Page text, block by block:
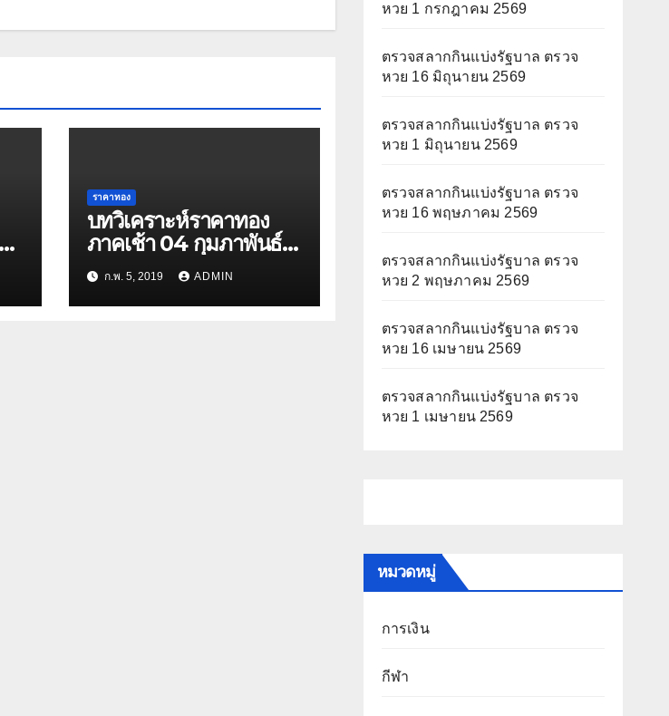
ราคาทอง
บทวิเคราะห์ราคาทอง
ภาคเช้า 04 กุมภาพันธ์
2562
ก.พ. 5, 2019 ADMIN
หวย 1 กรกฎาคม 2569
ตรวจสลากกินแบ่งรัฐบาล ตรวจ
หวย 16 มิถุนายน 2569
ตรวจสลากกินแบ่งรัฐบาล ตรวจ
หวย 1 มิถุนายน 2569
ตรวจสลากกินแบ่งรัฐบาล ตรวจ
หวย 16 พฤษภาคม 2569
ตรวจสลากกินแบ่งรัฐบาล ตรวจ
หวย 2 พฤษภาคม 2569
ตรวจสลากกินแบ่งรัฐบาล ตรวจ
หวย 16 เมษายน 2569
ตรวจสลากกินแบ่งรัฐบาล ตรวจ
หวย 1 เมษายน 2569
หมวดหมู่
การเงิน
กีฬา